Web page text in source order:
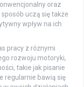
oraz
uczą się także
wpływ na ich
pracy z różnymi
rozwoju motoryki,
takie jak pisanie
regularnie bawią się